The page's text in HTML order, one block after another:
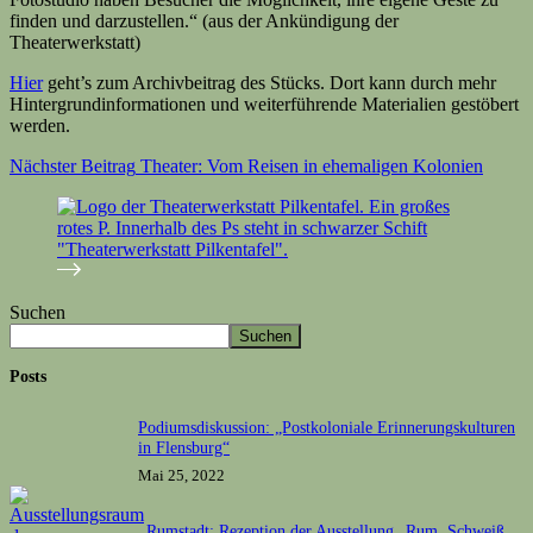
finden und darzustellen.“ (aus der Ankündigung der
Theaterwerkstatt)
Hiergeht’s zum Archivbeitrag des Stücks. Dort kann durch mehr
Hintergrundinformationen und weiterführende Materialien gestöbert
werden.
NächsterBeitrag Theater: Vom Reisen in ehemaligen Kolonien
Suchen
Suchen
Posts
Podiumsdiskussion: „Postkoloniale Erinnerungskulturen
in Flensburg“
Mai 25, 2022